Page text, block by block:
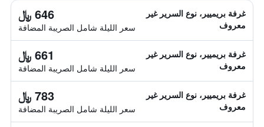
غرفة بريميير، نوع السرير غير
معروف
646 ﷼
سعر الليلة شامل الصريبة المضافة
غرفة بريميير، نوع السرير غير
معروف
661 ﷼
سعر الليلة شامل الصريبة المضافة
غرفة بريميير، نوع السرير غير
معروف
783 ﷼
سعر الليلة شامل الصريبة المضافة